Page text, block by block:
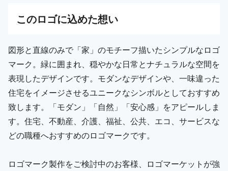
このロゴに込めた想い
図形と直線のみで「家」のモチーフ描いたシンプルなロゴ
マーク。緑に囲まれ、穏やかな日常とナチュラルな空間を
表現したデザインです。モダンなデザインや、一味違った
住宅をイメージさせるユニークなシンボルとしておすすめ
致します。「モダン」「自然」「安心感」をアピールしま
す。住宅、不動産、介護、福祉、公共、エコ、サービスな
どの職種へおすすめのロゴマークです。
ロゴマーク製作をご検討中のお客様、ロゴマーケットが強